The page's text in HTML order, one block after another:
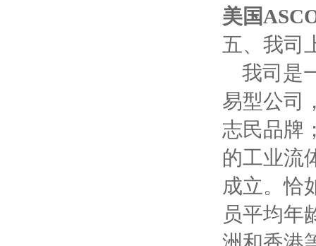
美国
五、我司
我司是
易型公司
志民品牌
的工业流
成立。恰
员平均年